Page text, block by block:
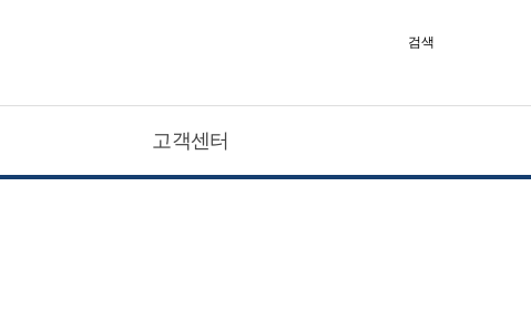
검색
고객센터